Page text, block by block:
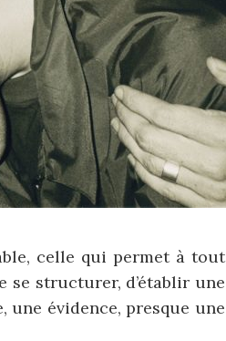
celle qui permet à tout
se structurer, d’établir une
une évidence, presque une